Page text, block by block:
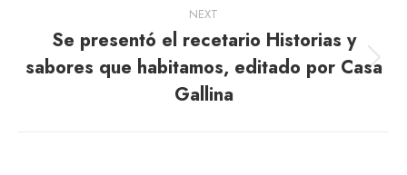
NEXT
Next
post:
Se presentó el recetario Historias y
sabores que habitamos, editado por Casa
Gallina